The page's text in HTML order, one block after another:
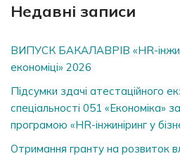
Недавні записи
ВИПУСК БАКАЛАВРІВ «HR-
економіці» 2026
Підсумки здачі атестаційного
спеціальності 051 «Економіка»
програмою «HR-інжиніринг у
Отримання гранту на розвиток